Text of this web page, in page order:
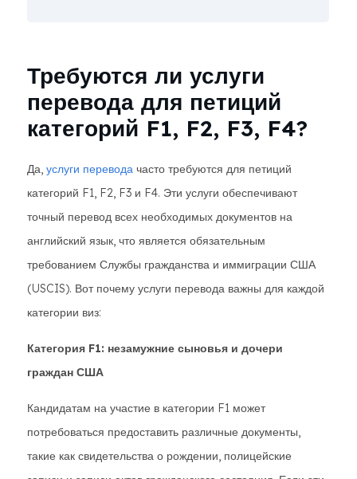
Требуются ли услуги
перевода для петиций
категорий F1, F2, F3, F4?
Да, услуги перевода часто требуются для петиций
категорий F1, F2, F3 и F4. Эти услуги обеспечивают
точный перевод всех необходимых документов на
английский язык, что является обязательным
требованием Службы гражданства и иммиграции США
(USCIS). Вот почему услуги перевода важны для каждой
категории виз:
Категория F1: незамужние сыновья и дочери
граждан США
Кандидатам на участие в категории F1 может
потребоваться предоставить различные документы,
такие как свидетельства о рождении, полицейские